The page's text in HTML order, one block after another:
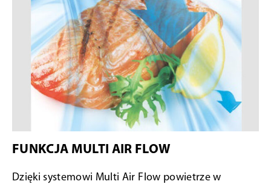
FUNKCJA MULTI AIR FLOW
Dzięki systemowi Multi Air Flow powietrze w